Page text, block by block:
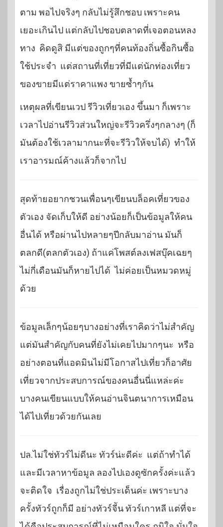
ตาม พอไปจริงๆ กลับไม่รู้สึกชอบ เพราะคน
เยอะเกินไป แต่กลับไปชอบตลาดที่เจอตอนหลง
ทาง คิดดูสิ มีแต่ของถูกๆที่คนท้องถิ่นซื้อกินซื้อ
ใช้ประจำ แต่สถานที่เที่ยวที่มีแต่นักท่องเที่ยว
ของขายมีแต่ราคาแพง ขายซ้ำๆกัน
เหตุผลที่เขียนเวป รีวิวเที่ยวเอง ขึ้นมา ก็เพราะ
เวลาไปอ่านรีวิวส่วนใหญ่จะรีวิวครึ่งๆกลางๆ (ก็
มันต้องใช้เวลามากนะที่จะรีวิวให้จบได้) ทำให้
เราอารมณ์ค้างแล้วก็จากไป
สุดท้ายอยากชวนเพื่อนๆเขียนบล็อคเที่ยวของ
ตัวเอง จัดเก็บให้ดี อย่างน้อยก็เป็นข้อมูลให้คน
อื่นได้ หรือผ่านไปหลายๆปีกลับมาอ่าน มันก็
ตลกดี(ตลกตัวเอง) ถ้าแค่โพสต์ลงเฟสบุ๊คเฉยๆ
ไม่กี่เดือนมันก็หายไปได้ ไม่ค่อยเป็นหมวดหมู่
ด้วย
ข้อมูลเล็กๆน้อยๆบางอย่างที่เราคิดว่าไม่สำคัญ
แต่มันสำคัญกับคนที่ยังไม่เคยไปมากๆนะ หรือ
อย่างตอนที่แอดมินไม่มีโอกาสไปเที่ยวก็อาศัย
เที่ยวจากประสบการณ์ของคนอื่นนี่แหล่ะค่ะ
บางคนเขียนแบบให้คนอ่านจินตนาการเหมือน
ได้ไปเที่ยวด้วยกันเลย
ปล.ไม่ใช่ทัวร์ไม่ดีนะ ทัวร์น่ะดีค่ะ แต่ถ้าทำได้
และมีเวลาหาข้อมูล ลองไปเองดูซักครั้งค่ะแล้ว
จะติดใจ เรื่องถูกไม่ใช่ประเด็นค่ะ เพราะบาง
ครั้งทัวร์ถูกก็มี อย่างทัวร์จีัน ทัวร์เกาหลี แต่ที่จะ